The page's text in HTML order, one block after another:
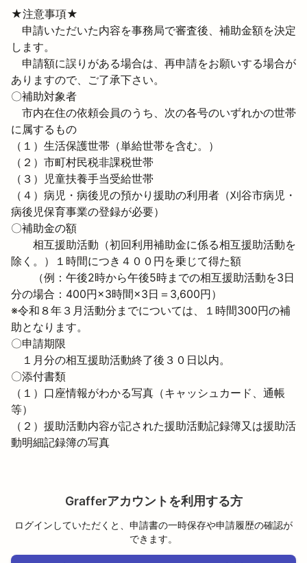
★注意事項★
申請いただいた内容を事務局で審査後、補助金額を決定
します。
申請額に誤りがある場合は、再申請をお願いする場合が
ありますので、ご了承下さい。
〇補助対象者
市内在住の依頼会員のうち、次の各号のいずれかの世帯
に属するもの
（１）生活保護世帯（単給世帯を含む。）
（２）市町村民税非課税世帯
（３）児童扶養手当受給世帯
（４）病児・病後児の預かり援助の利用者（刈谷市病児・
病後児保育事業の登録が必要）
〇補助金の額
相互援助活動（初回利用補助金に係る相互援助活動を
除く。）１時間につき４００円を乗じて得た額
（例：午後2時から午後5時までの相互援助活動を3日
分の場合：400円×3時間×3日＝3,600円）
※令和８年３月活動分までについては、１時間300円の補
助となります。
〇申請期限
１月分の相互援助活動終了後３０日以内。
〇添付書類
（１）口座情報がわかる写真（キャッシュカード、通帳
等）
（２）援助活動内容が記された援助活動記録簿又は援助活
動明細記録簿の写真
Grafferアカウントを利用する方
ログインしていただくと、申請書の一時保存や申請履歴の確認が
できます。